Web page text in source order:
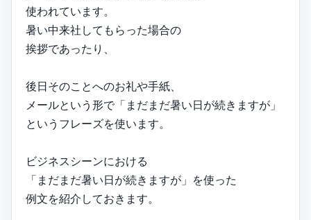
使われています。
暑い中来社してもらった場合の
挨拶であったり、
後日そのことへのお礼や手紙、
メールという形で「まだまだ暑い日が続きますが」
というフレーズを使います。
ビジネスシーンにおける
「まだまだ暑い日が続きますが」を使った
例文を紹介しておきます。